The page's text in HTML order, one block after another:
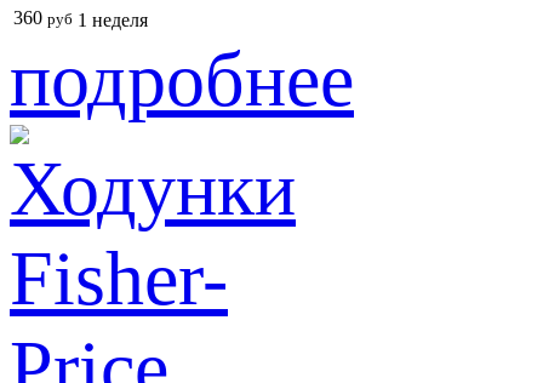
360 руб 1 неделя
подробнее